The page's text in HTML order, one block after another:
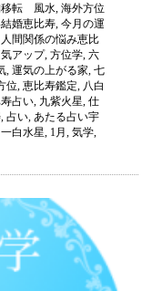
移転 風水, 海外方位
婚恵比寿, 今月の運
人間関係の悩み恵比
アップ, 方位学, 六
, 運気の上がる家, 七
位, 恵比寿鑑定, 八白
占い, 九紫火星, 仕
, 占い, あたる占い宇
一白水星, 1月 , 気学,